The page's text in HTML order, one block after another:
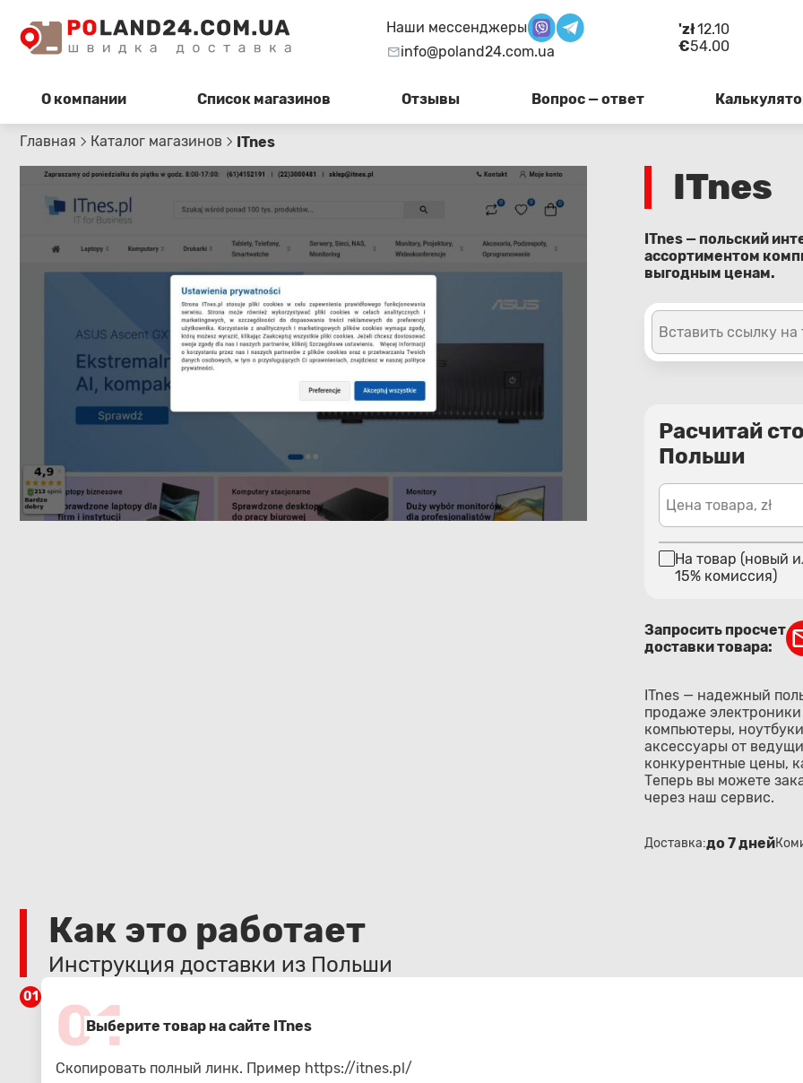
Наши мессенджеры
info@poland24.com.ua
'zł12.10
€54.00
О компании Список магазинов Отзывы Вопрос — ответ
Главная Каталог магазинов ITnes
ITnes
ITnes — польский
ассортиментом
выгодным ценам.
Вставить ссылку на
Расчитай
Польши
Цена товара, zł
На товар (новый
15% комиссия)
Запросить просчет
доставки товара:
ITnes — надежный
продаже
компьютеры,
аксессуары от
конкурентные цены,
Теперь вы можете
через наш сервис.
Доставка:до 7 дней
Как это работает
Инструкция доставки из Польши
01 01
Выберите товар на сайте ITnes
Скопировать полный линк. Пример https://itnes.pl/